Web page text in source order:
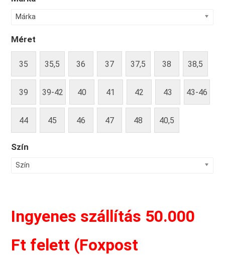
Márka
Méret
35 35,5 36 37 37,5 38 38,5
39 39-42 40 41 42 43 43-46
44 45 46 47 48 40,5
Szín
Szín
Ingyenes szállítás 50.000
Ft felett (Foxpost